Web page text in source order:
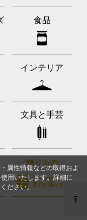
食品
インテリア
文具と手芸
贈りもの
シーンから
商品を選べます
属性情報などの取得およ
用いたします。詳細に
ださい。